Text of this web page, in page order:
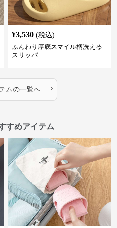
¥3,530 (税込)
ふんわり厚底スマイル柄洗える
スリッパ
ムの一覧へ ›
すめアイテム